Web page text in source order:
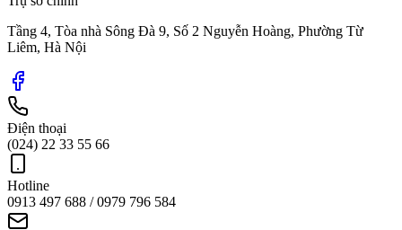
Tầng 4, Tòa nhà Sông Đà 9, Số 2 Nguyễn Hoàng, Phường Từ
Liêm, Hà Nội
Điện thoại
(024) 22 33 55 66
Hotline
0913 497 688 / 0979 796 584